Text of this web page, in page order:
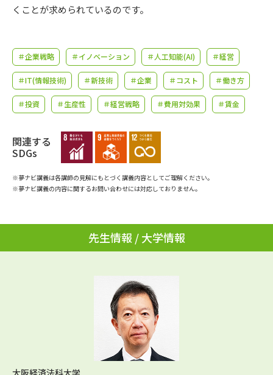
大学で学びたい学問発見
学問のミニ講義「夢ナビ講義」 学問分野解説
学問の教科書 夢ナビライブ
ユーザーサポート
受付内容・発送状況の確認
テレメール進学カタログ
訂正のご案内
くことが求められているのです。
＃企業戦略 ＃イノベーション ＃人工知能(AI) ＃経営
＃IT(情報技術) ＃新技術 ＃企業 ＃コスト ＃働き方
＃投資 ＃生産性 ＃経営戦略 ＃費用対効果 ＃賃金
関連する
SDGs
※夢ナビ講義は各講師の見解にもとづく講義内容としてご理解ください。
※夢ナビ講義の内容に関するお問い合わせには対応しておりません。
先生情報 / 大学情報
大阪経済法科大学